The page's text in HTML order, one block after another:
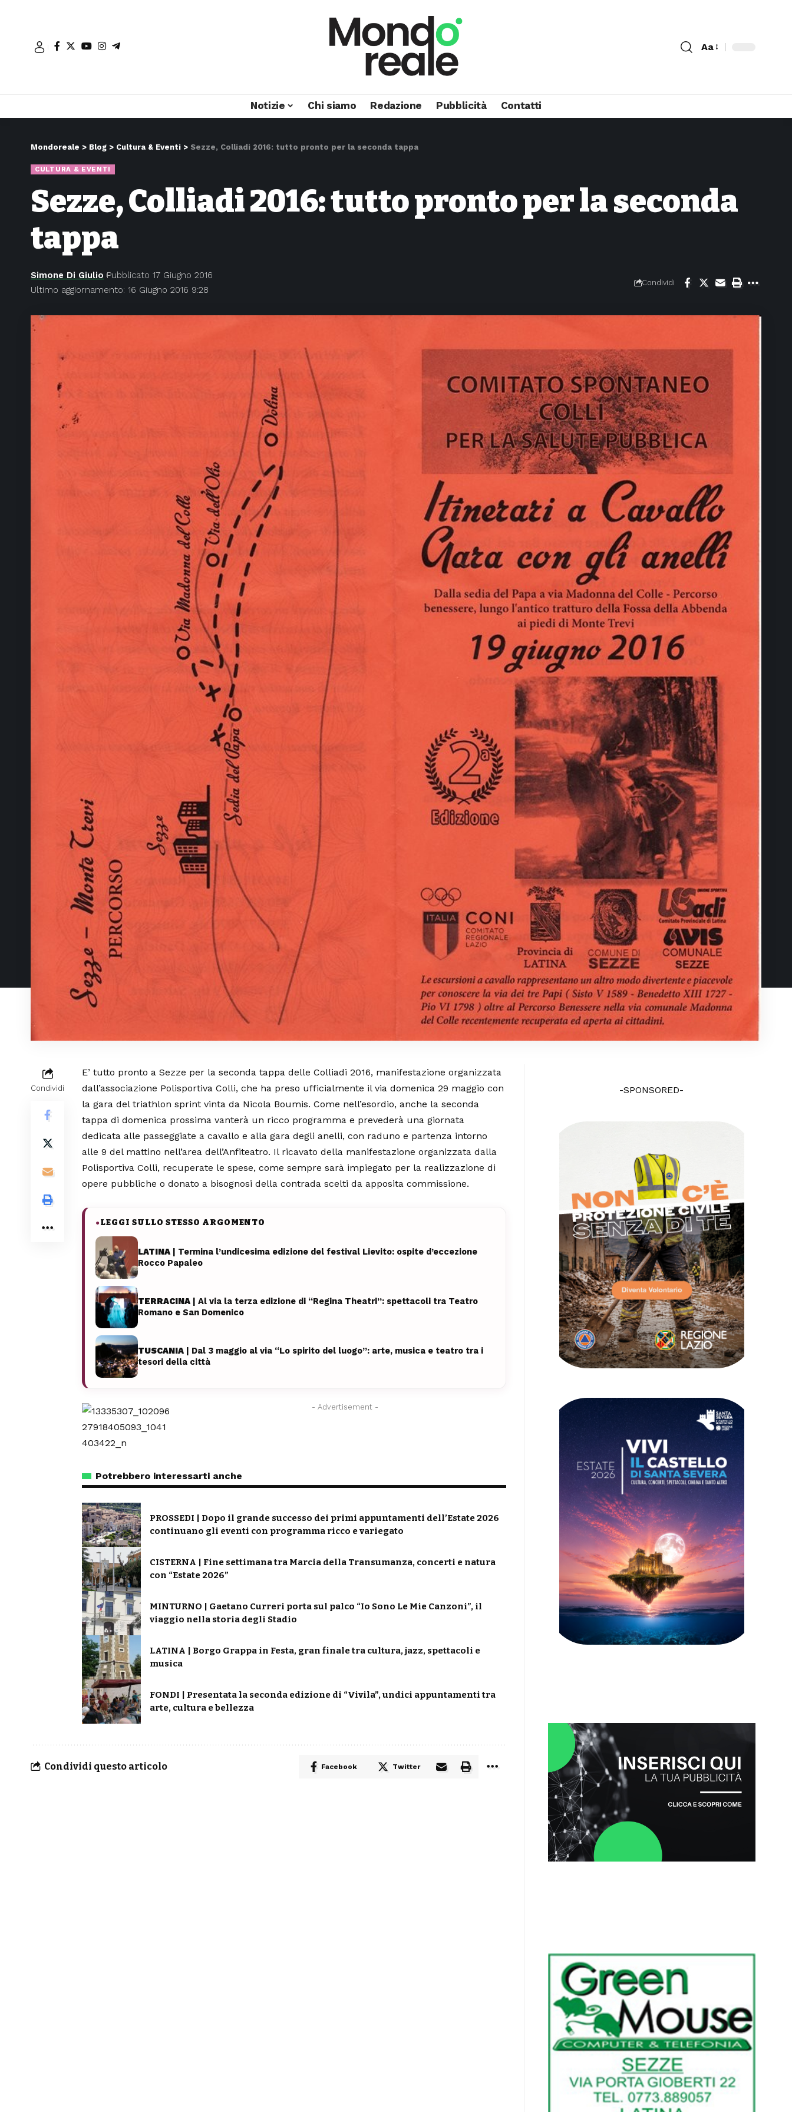
Aa
Notizie Chi siamo Redazione Pubblicità Contatti
Mondoreale > Blog > Cultura & Eventi > Sezze, Colliadi 2016: tutto pronto per la seconda tappa
CULTURA & EVENTI
Sezze, Colliadi 2016: tutto pronto per la seconda
tappa
Ultimo aggiornamento: 16 Giugno 2016 9:28
Simone Di Giulio Pubblicato 17 Giugno 2016
Condividi
Condividi
E’ tutto pronto a Sezze per la seconda tappa delle Colliadi 2016, manifestazione organizzata
dall’associazione Polisportiva Colli, che ha preso ufficialmente il via domenica 29 maggio con
la gara del triathlon sprint vinta da Nicola Boumis. Come nell’esordio, anche la seconda
tappa di domenica prossima vanterà un ricco programma e prevederà una giornata
dedicata alle passeggiate a cavallo e alla gara degli anelli, con raduno e partenza intorno
alle 9 del mattino nell’area dell’Anfiteatro. Il ricavato della manifestazione organizzata dalla
Polisportiva Colli, recuperate le spese, come sempre sarà impiegato per la realizzazione di
opere pubbliche o donato a bisognosi della contrada scelti da apposita commissione.
●LEGGI SULLO STESSO ARGOMENTO
LATINA | Termina l’undicesima edizione del festival Lievito: ospite d’eccezione
Rocco Papaleo
TERRACINA | Al via la terza edizione di “Regina Theatri”: spettacoli tra Teatro
Romano e San Domenico
TUSCANIA | Dal 3 maggio al via “Lo spirito del luogo”: arte, musica e teatro tra i
tesori della città
- Advertisement -
Potrebbero interessarti anche
PROSSEDI | Dopo il grande successo dei primi appuntamenti dell’Estate 2026
continuano gli eventi con programma ricco e variegato
CISTERNA | Fine settimana tra Marcia della Transumanza, concerti e natura
con “Estate 2026”
MINTURNO | Gaetano Curreri porta sul palco “Io Sono Le Mie Canzoni”, il
viaggio nella storia degli Stadio
LATINA | Borgo Grappa in Festa, gran finale tra cultura, jazz, spettacoli e
musica
FONDI | Presentata la seconda edizione di “Vivila”, undici appuntamenti tra
arte, cultura e bellezza
Condividi questo articolo Facebook Twitter
-SPONSORED-